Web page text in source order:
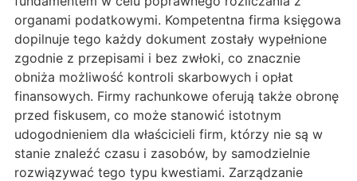
organami podatkowymi. Kompetentna firma księgowa
dopilnuje tego każdy dokument zostały wypełnione
zgodnie z przepisami i bez zwłoki, co znacznie
obniża możliwość kontroli skarbowych i opłat
finansowych. Firmy rachunkowe oferują także obronę
przed fiskusem, co może stanowić istotnym
udogodnieniem dla właścicieli firm, którzy nie są w
stanie znaleźć czasu i zasobów, by samodzielnie
rozwiązywać tego typu kwestiami. Zarządzanie